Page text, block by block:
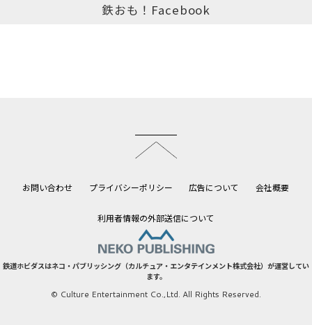
鉄おも！Facebook
お問い合わせ プライバシーポリシー 広告について 会社概要
利用者情報の外部送信について
鉄道ホビダスはネコ・パブリッシング（カルチュア・エンタテインメント株式会社）が運営してい
ます。
© Culture Entertainment Co.,Ltd. All Rights Reserved.